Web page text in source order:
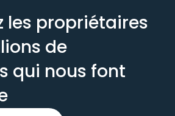
les propriétaires
de
qui nous font